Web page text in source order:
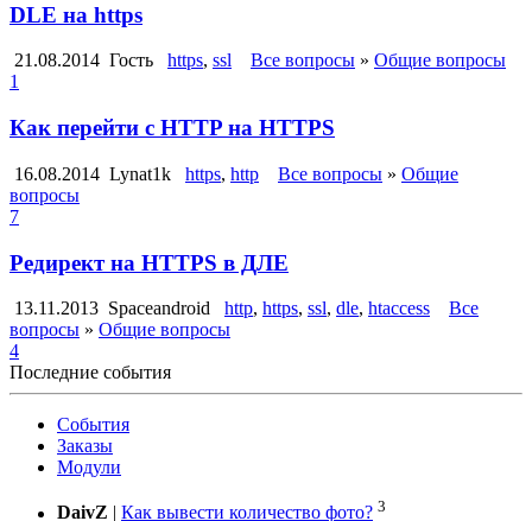
DLE на https
21.08.2014 Гость https, ssl Все вопросы » Общие вопросы
1
Как перейти с HTTP на HTTPS
16.08.2014 Lynat1k https, http Все вопросы » Общие
вопросы
7
Редирект на HTTPS в ДЛЕ
13.11.2013 Spaceandroid http, https, ssl, dle, htaccess
Все
вопросы » Общие вопросы
4
Последние события
События
Заказы
Модули
DaivZ Как вывести количество фото? 3